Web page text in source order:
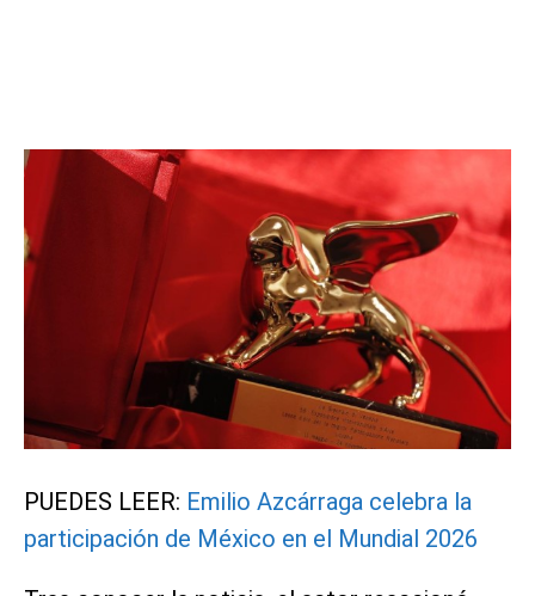
PUEDES LEER: Emilio Azcárraga celebra la
participación de México en el Mundial 2026